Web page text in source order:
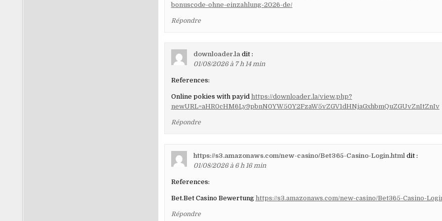
bonuscode-ohne-einzahlung-2026-de/
Répondre
downloader.la dit :
01/08/2026 à 7 h 14 min
References:
Online pokies with payid https://downloader.la/view.php?
newURL=aHR0cHM6Ly9pbnN0YW50Y2FzaW5vZGV1dHNjaGxhbmQuZGUvZnItZnIv
Répondre
https://s3.amazonaws.com/new-casino/Bet365-Casino-Login.html dit :
01/08/2026 à 6 h 16 min
References:
Bet.Bet Casino Bewertung https://s3.amazonaws.com/new-casino/Bet365-Casino-
Répondre